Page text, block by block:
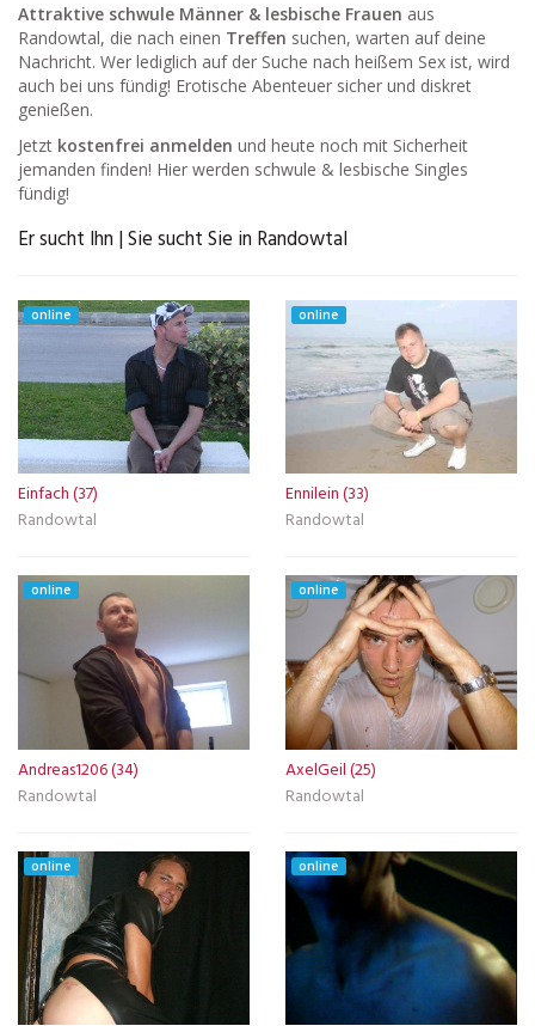
Attraktive schwule Männer & lesbische Frauen aus
Randowtal, die nach einen Treffen suchen, warten auf deine
Nachricht. Wer lediglich auf der Suche nach heißem Sex ist, wird
auch bei uns fündig! Erotische Abenteuer sicher und diskret
genießen.
Jetzt kostenfrei anmelden und heute noch mit Sicherheit
jemanden finden! Hier werden schwule & lesbische Singles
fündig!
Er sucht Ihn | Sie sucht Sie in Randowtal
online
Einfach (37)
Randowtal
online
Ennilein (33)
Randowtal
online
Andreas1206 (34)
Randowtal
online
AxelGeil (25)
Randowtal
online online